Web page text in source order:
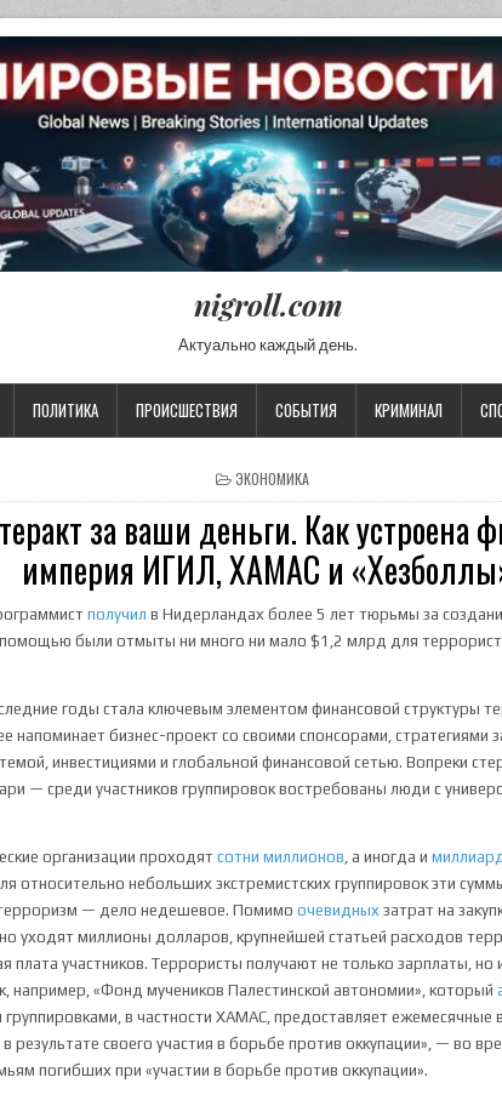
nigroll.com
Актуально каждый день.
ПОЛИТИКА ПРОИСШЕСТВИЯ СОБЫТИЯ КРИМИНАЛ
POSTED IN
ЭКОНОМИКА
за ваши деньги. Как устроена
империя ИГИЛ, ХАМАС и
получил в Нидерландах более 5 лет тюрьмы за
помощью были отмыты ни много ни мало $1,2 млрд для
годы стала ключевым элементом финансовой структуры
напоминает бизнес-проект со своими спонсорами, стратегиями
инвестициями и глобальной финансовой сетью. Вопреки
— среди участников группировок востребованы люди с
организации проходятсотни миллионов, а иногда и
относительно небольших экстремистских группировок эти
терроризм — дело недешевое. Помимоочевидных затрат на
уходят миллионы долларов, крупнейшей статьей расходов
плата участников. Террористы получают не только зарплаты, но
например, «Фонд мучеников Палестинской автономии», который
группировками, в частности ХАМАС, предоставляет ежемесячные
результате своего участия в борьбе против оккупации», — во
погибших при «участии в борьбе против оккупации».